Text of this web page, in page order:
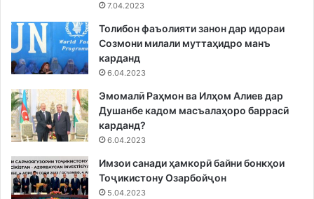
7.04.2023
Толибон фаъолияти занон дар идораи
Созмони милали муттаҳидро манъ
карданд
6.04.2023
Эмомалӣ Раҳмон ва Илҳом Алиев дар
Душанбе кадом масъалаҳоро баррасӣ
карданд?
6.04.2023
Имзои санади ҳамкорӣ байни бонкҳои
Тоҷикистону Озарбойҷон
5.04.2023